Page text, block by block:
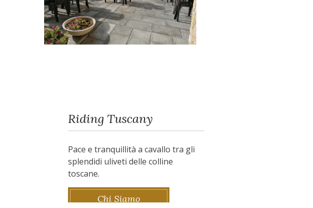
Riding Tuscany
Pace e tranquillità a cavallo tra gli
splendidi uliveti delle colline
toscane.
Chi Siamo